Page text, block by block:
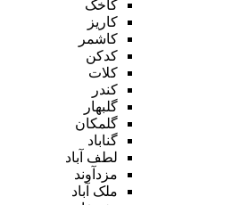
کاخک
کاریز
کاشمر
کدکن
کلات
کندر
گلبهار
گلمکان
گناباد
لطف آباد
مزدآوند
ملک آباد